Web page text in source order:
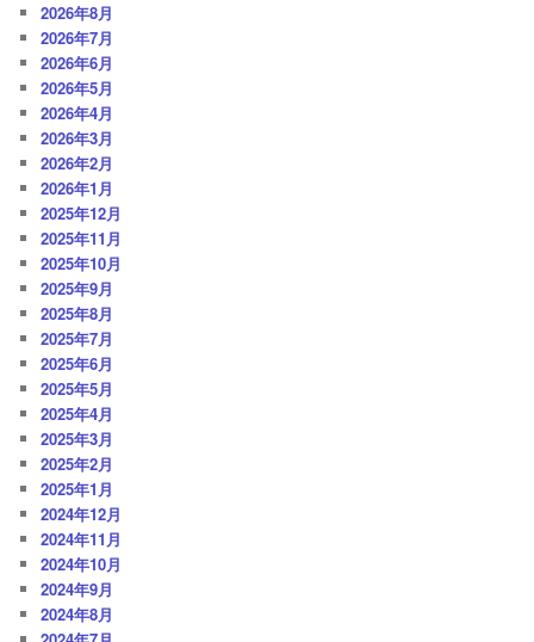
ー
シ
ョ
ン
2026年8月
2026年7月
2026年6月
2026年5月
2026年4月
2026年3月
2026年2月
2026年1月
2025年12月
2025年11月
2025年10月
2025年9月
2025年8月
2025年7月
2025年6月
2025年5月
2025年4月
2025年3月
2025年2月
2025年1月
2024年12月
2024年11月
2024年10月
2024年9月
2024年8月